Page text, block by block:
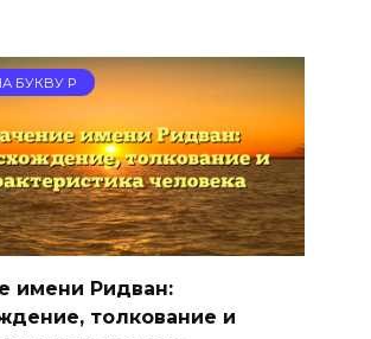
БУКВУ Р
имени Ридван:
толкование и